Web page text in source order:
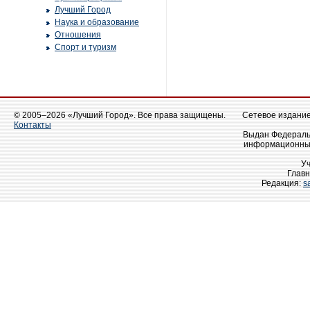
Лучший Город
Наука и образование
Отношения
Спорт и туризм
© 2005–2026 «Лучший Город». Все права защищены.
Контакты
Сетевое
Выдан
Редакция: